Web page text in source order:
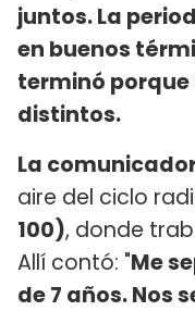
juntos. La
en buenos
terminó
distintos.
La
aire del ciclo
100), donde
Allí contó: "Me
de 7 años. Nos